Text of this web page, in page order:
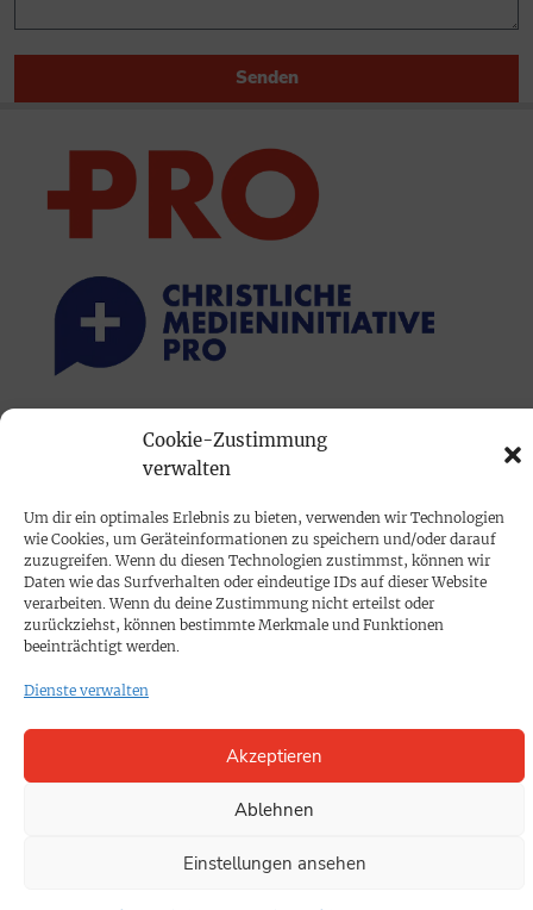
Cookie-Zustimmung
verwalten
Um dir ein optimales Erlebnis zu bieten, verwenden wir Technologien
wie Cookies, um Geräteinformationen zu speichern und/oder darauf
zuzugreifen. Wenn du diesen Technologien zustimmst, können wir
Daten wie das Surfverhalten oder eindeutige IDs auf dieser Website
verarbeiten. Wenn du deine Zustimmung nicht erteilst oder
zurückziehst, können bestimmte Merkmale und Funktionen
beeinträchtigt werden.
Dienste verwalten
Akzeptieren
Ablehnen
Einstellungen ansehen
Senden
PRINTAUSGABE
Mediadaten
PROKOMPAKT
Impressum
SPENDEN
Datenschutz